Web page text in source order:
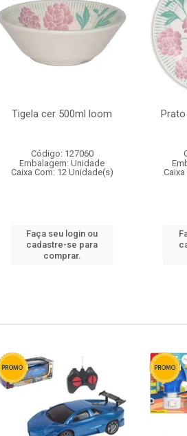
Tigela cer 500ml loom
Código: 127060
Embalagem: Unidade
Caixa Com: 12 Unidade(s)
Faça seu login ou
cadastre-se para
comprar.